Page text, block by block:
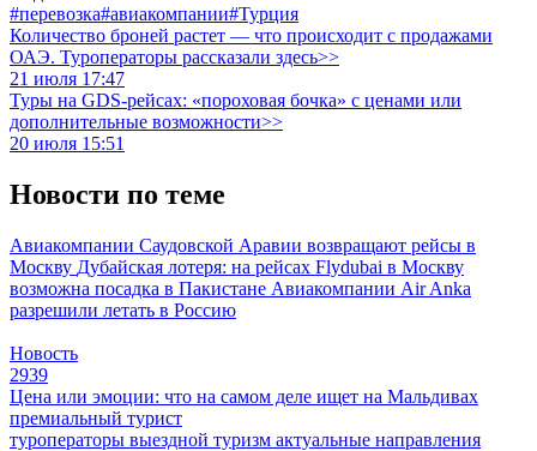
#перевозка#авиакомпании#Турция
Количество броней растет — что происходит с продажами
ОАЭ. Туроператоры рассказали здесь>>
21 июля 17:47
Туры на GDS-рейсах: «пороховая бочка» с ценами или
дополнительные возможности>>
20 июля 15:51
Новости по теме
Авиакомпании Саудовской Аравии возвращают рейсы в
Москву Дубайская лотеря: на рейсах Flydubai в Москву
возможна посадка в Пакистане Авиакомпании Air Anka
разрешили летать в Россию
Новость
2939
Цена или эмоции: что на самом деле ищет на Мальдивах
премиальный турист
туроператоры выездной туризм актуальные направления